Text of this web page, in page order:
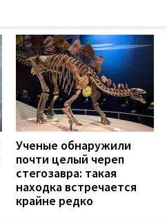
Ученые обнаружили
почти целый череп
стегозавра: такая
находка встречается
крайне редко